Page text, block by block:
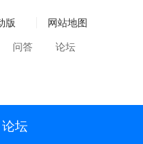
版 网站地图
问答 论坛
论坛